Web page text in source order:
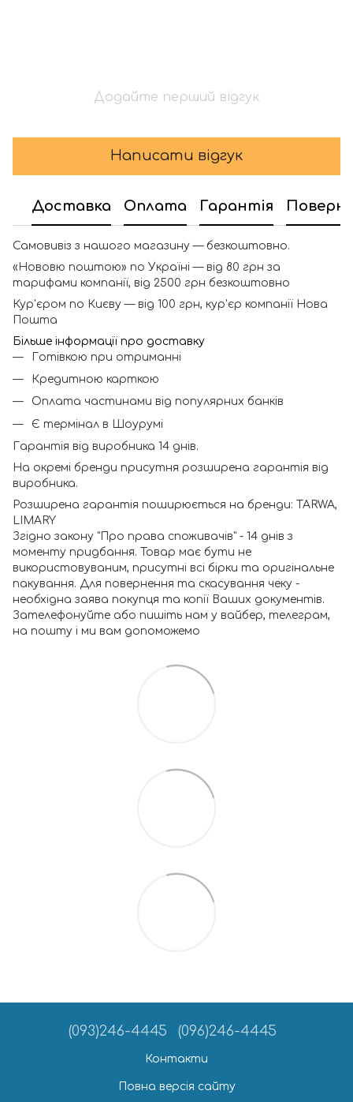
Додайте перший відгук
Написати відгук
Доставка Оплата Гарантія
Самовивіз з нашого магазину — безкоштовно.
«Нововю поштою» по Україні — від 80 грн за
тарифами компанії, від 2500 грн безкоштовно
Кур'єром по Києву — від 100 грн, кур'єр компанії Нова
Пошта
Більше інформації про доставку
Готівкою при отриманні
Кредитною карткою
Оплата частинами від популярних банків
Є термінал в Шоурумі
Гарантія від виробника 14 днів.
На окремі бренди присутня розширена гарантія від
виробника.
Розширена гарантія поширюється на бренди: TARWA,
LIMARY
Згідно закону "Про права споживачів" - 14 днів з
моменту придбання. Товар має бути не
використовуваним, присутні всі бірки та оригінальне
пакування. Для повернення та скасування чеку -
необхідна заява покупця та копії Ваших документів.
Зателефонуйте або пишіть нам у вайбер, телеграм,
на пошту і ми вам допоможемо
(093)246-4445 (096)246-4445
Контакти
Повна версія сайту